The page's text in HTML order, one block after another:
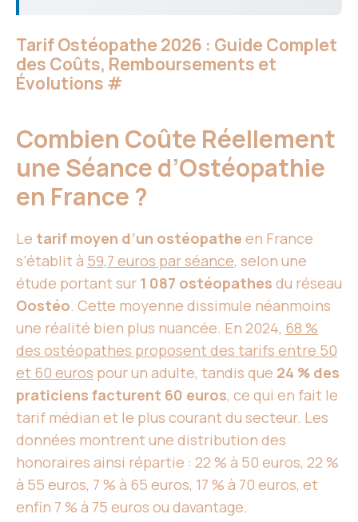
Tarif Ostéopathe 2026 : Guide Complet
des Coûts, Remboursements et
Évolutions #
Combien Coûte Réellement
une Séance d’Ostéopathie
en France ?
Le tarif moyen d’un ostéopathe en France
s’établit à 59,7 euros par séance, selon une
étude portant sur 1 087 ostéopathes du réseau
Oostéo. Cette moyenne dissimule néanmoins
une réalité bien plus nuancée. En 2024, 68 %
des ostéopathes proposent des tarifs entre 50
et 60 euros pour un adulte, tandis que 24 % des
praticiens facturent 60 euros, ce qui en fait le
tarif médian et le plus courant du secteur. Les
données montrent une distribution des
honoraires ainsi répartie : 22 % à 50 euros, 22 %
à 55 euros, 7 % à 65 euros, 17 % à 70 euros, et
enfin 7 % à 75 euros ou davantage.